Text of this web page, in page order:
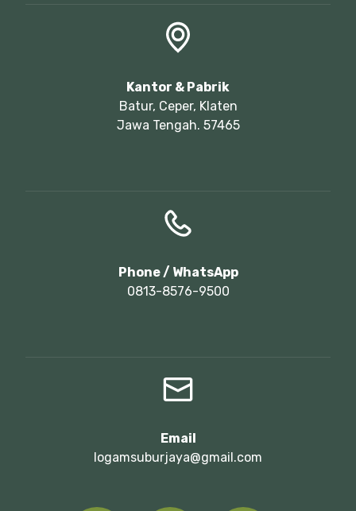
Kantor & Pabrik
Batur, Ceper, Klaten
Jawa Tengah. 57465
Phone / WhatsApp
0813-8576-9500
Email
logamsuburjaya@gmail.com